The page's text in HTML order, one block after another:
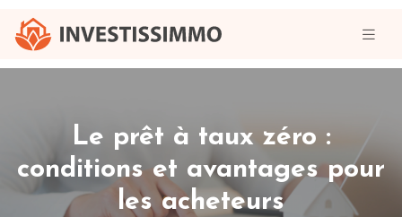
Le prêt à taux zéro :
conditions et avantages pour
les acheteurs